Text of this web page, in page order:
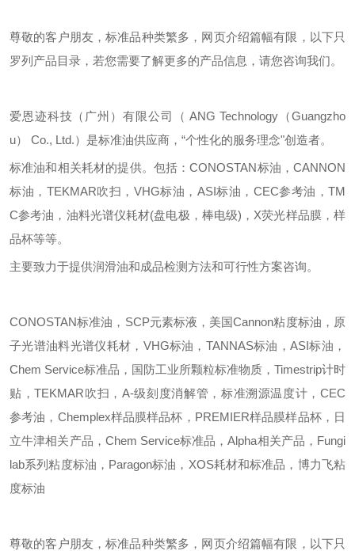
尊敬的客户朋友，标准品种类繁多，网页介绍篇幅有限，以下只
罗列产品目录，若您需要了解更多的产品信息，请您咨询我们。
爱恩迹科技（广州）有限公司（ ANG Technology（Guangzho
u） Co., Ltd.）是标准油供应商，“个性化的服务理念"创造者。
标准油和相关耗材的提供。包括：CONOSTAN标油，CANNON
标油，TEKMAR吹扫，VHG标油，ASI标油，CEC参考油，TM
C参考油，油料光谱仪耗材(盘电极，棒电级)，X荧光样品膜，样
品杯等等。
主要致力于提供润滑油和成品检测方法和可行性方案咨询。
CONOSTAN标准油，SCP元素标液，美国Cannon粘度标油，原
子光谱油料光谱仪耗材，VHG标油，TANNAS标油，ASI标油，
Chem Service标准品，国防工业所颗粒标准物质，Timestrip计时
贴，TEKMAR吹扫，A-级刻度消解管，标准溯源温度计，CEC
参考油，Chemplex样品膜样品杯，PREMIER样品膜样品杯，日
立牛津相关产品，Chem Service标准品，Alpha相关产品，Fungi
lab系列粘度标油，Paragon标油，XOS耗材和标准品，博力飞粘
度标油
尊敬的客户朋友，标准品种类繁多，网页介绍篇幅有限，以下只